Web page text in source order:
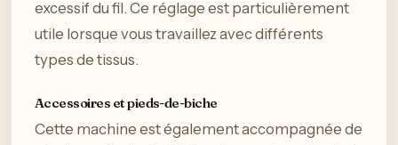
excessif du fil. Ce réglage est particulièrement
utile lorsque vous travaillez avec différents
types de tissus.
Accessoires et pieds-de-biche
Cette machine est également accompagnée de